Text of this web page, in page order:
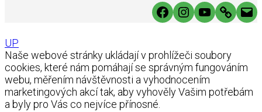
Facebook
Instagram
YouTube
Link
UP
Naše webové stránky ukládají v prohlížeči soubory
cookies, které nám pomáhají se správným fungováním
webu, měřením návštěvnosti a vyhodnocením
marketingových akcí tak, aby vyhověly Vašim potřebám
a byly pro Vás co nejvíce přínosné.